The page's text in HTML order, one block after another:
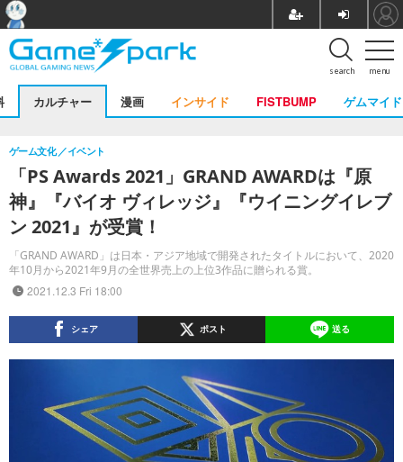
menu
search
カルチャー 漫画 インサイド FISTBUMP ゲムマイド
「PS Awards 2021」GRAND AWARDは『原
神』『バイオ ヴィレッジ』『ウイニングイレブ
ン 2021』が受賞！
「GRAND AWARD」は日本・アジア地域で開発されたタイトルにおいて、2020
年10月から2021年9月の全世界売上の上位3作品に贈られる賞。
ゲーム文化 イベント
2021.12.3 Fri 18:00
シェア ポスト 送る